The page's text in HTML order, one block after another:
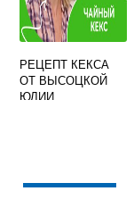
РЕЦЕПТ КЕКСА
ОТ ВЫСОЦКОЙ
ЮЛИИ